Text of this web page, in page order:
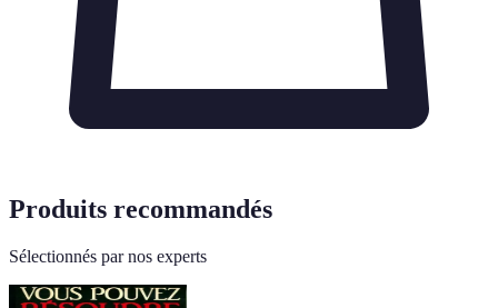
Produits recommandés
Sélectionnés par nos experts